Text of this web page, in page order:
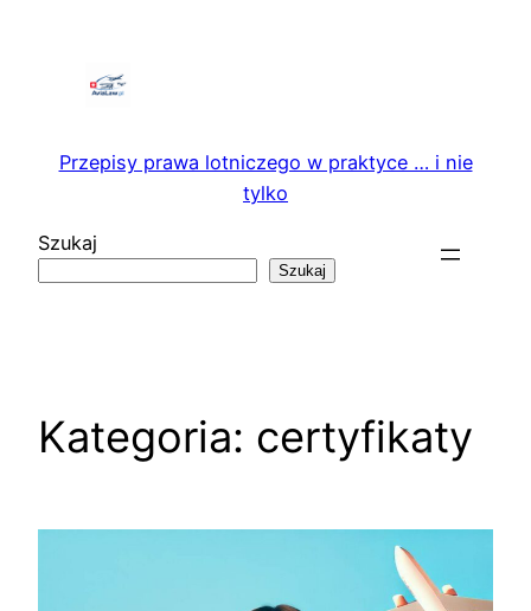
Przepisy prawa lotniczego w praktyce … i nie
tylko
Szukaj
Szukaj
Kategoria: certyfikaty